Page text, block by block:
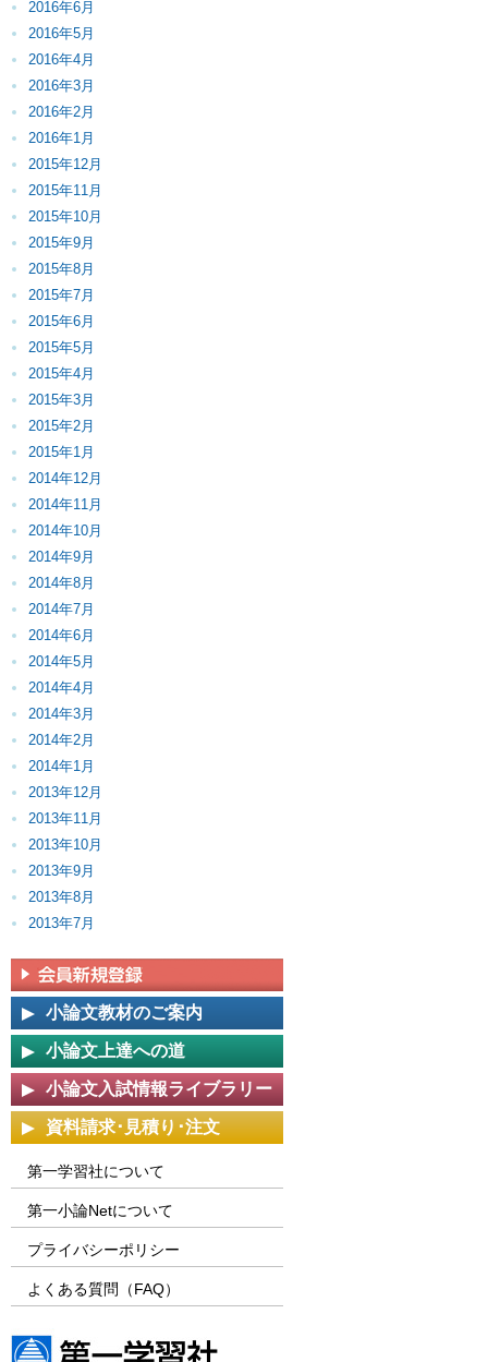
2016年6月
2016年5月
2016年4月
2016年3月
2016年2月
2016年1月
2015年12月
2015年11月
2015年10月
2015年9月
2015年8月
2015年7月
2015年6月
2015年5月
2015年4月
2015年3月
2015年2月
2015年1月
2014年12月
2014年11月
2014年10月
2014年9月
2014年8月
2014年7月
2014年6月
2014年5月
2014年4月
2014年3月
2014年2月
2014年1月
2013年12月
2013年11月
2013年10月
2013年9月
2013年8月
2013年7月
小論文教材のご案内
小論文上達への道
小論文入試情報ライブラリー
資料請求･見積り･注文
第一学習社について
第一小論Netについて
プライバシーポリシー
よくある質問（FAQ）